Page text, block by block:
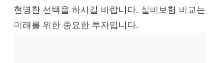
현명한 선택을 하시길 바랍니다. 실비보험 비교는
미래를 위한 중요한 투자입니다.